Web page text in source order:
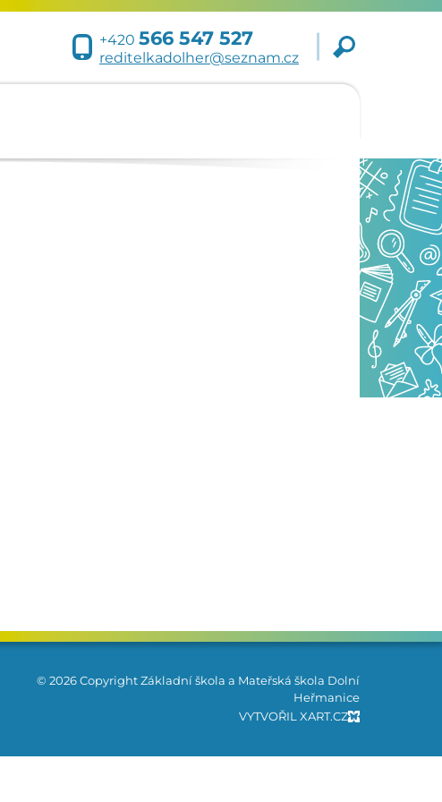
+420 566 547 527
reditelkadolher@seznam.cz
© 2026 Copyright Základní škola a Mateřská škola Dolní
Heřmanice
VYTVOŘIL XART.CZ